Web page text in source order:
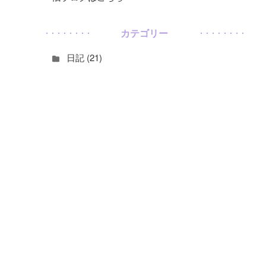
カテゴリー
日記 (21)